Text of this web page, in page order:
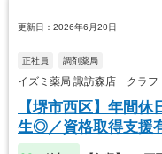
更新日：2026年6月20日
正社員 調剤薬局
イズミ薬局 諏訪森店 クラフ
【堺市西区】年間
生◎／資格取得支援